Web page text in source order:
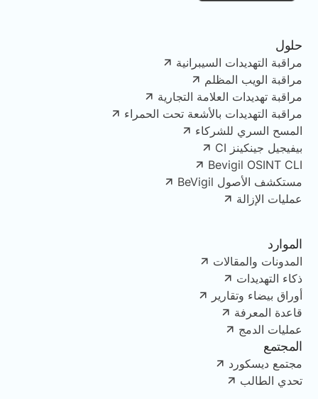
حلول
مراقبة التهديدات السيبرانية
مراقبة الويب المظلم
مراقبة تهديدات العلامة التجارية
مراقبة التهديدات بالأشعة تحت الحمراء
المسح السري للشركاء
بيفيجيل جينكينز CI
Bevigil OSINT CLI
مستكشف الأصول BeVigil
عمليات الإزالة
الموارد
المدونات والمقالات
ذكاء التهديدات
أوراق بيضاء وتقارير
قاعدة المعرفة
عمليات الدمج
المجتمع
مجتمع ديسكورد
تحدي الطالب